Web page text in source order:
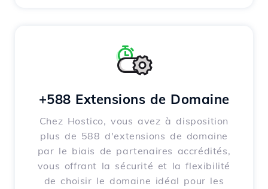
+588 Extensions de Domaine
Chez Hostico, vous avez à disposition
plus de 588 d'extensions de domaine
par le biais de partenaires accrédités,
vous offrant la sécurité et la flexibilité
de choisir le domaine idéal pour les